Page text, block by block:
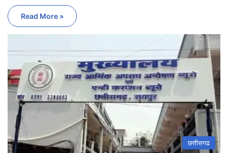
Read More »
छत्तीसगढ